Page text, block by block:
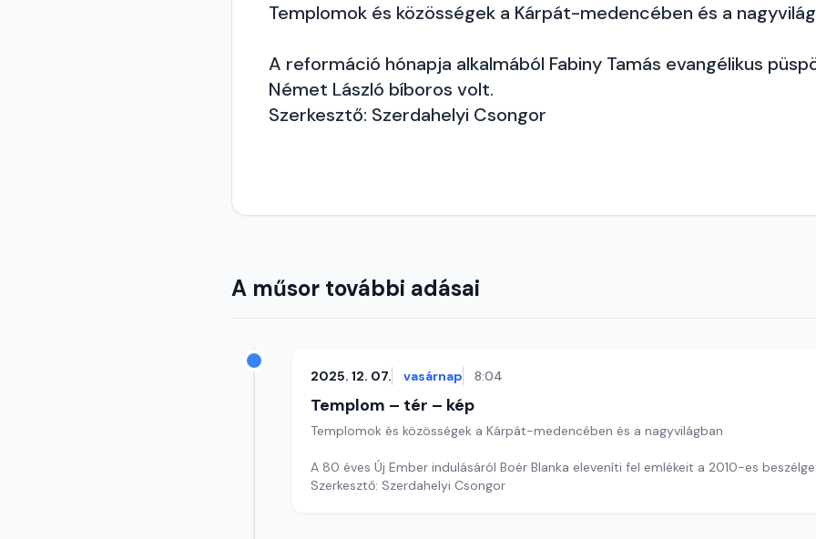
Templomok és közösségek a Kárpát-medencében és a
A reformáció hónapja alkalmából Fabiny Tamás evangélikus
Német László bíboros volt.
Szerkesztő: Szerdahelyi Csongor
A műsor további adásai
2025. 12. 07. vasárnap 8:04
Templom – tér – kép
Templomok és közösségek a Kárpát-medencében és a nagyvilágban
A 80 éves Új Ember indulásáról Boér Blanka eleveníti fel emlékeit a 2010-es
Szerkesztő: Szerdahelyi Csongor